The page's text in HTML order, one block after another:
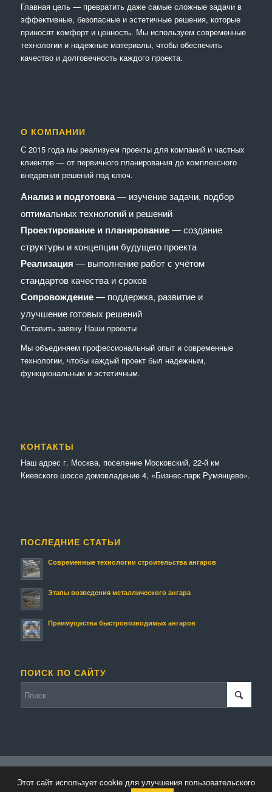
Главная цель — превратить даже самые сложные задачи в
эффективные, безопасные и эстетичные решения, которые
приносят комфорт и ценность. Мы используем современные
технологии и надежные материалы, чтобы обеспечить
качество и долговечность каждого проекта.
О КОМПАНИИ
С 2015 года мы реализуем проекты для компаний и частных
клиентов — от первичного планирования до комплексного
внедрения решений под ключ.
Анализ и подготовка— изучение задачи, подбор
оптимальных технологий и решений
Проектирование и планирование— создание
структуры и концепции будущего проекта
Реализация — выполнение работ с учётом
стандартов качества и сроков
Сопровождение— поддержка, развитие и
улучшение готовых решений
Оставить заявку Наши проекты
Мы объединяем профессиональный опыт и современные
технологии, чтобы каждый проект был надежным,
функциональным и эстетичным.
КОНТАКТЫ
Наш адрес г. Москва, поселение Московский, 22-й км
Киевского шоссе домовладение 4, «Бизнес-парк Румянцево».
ПОСЛЕДНИЕ СТАТЬИ
Современные технологии строительства ангаров
Этапы возведения металлического ангара
Преимущества быстровозводимых ангаров
ПОИСК ПО САЙТУ
powered by Enfold WordPress Theme
Этот сайт использует cookie для улучшения пользовательского